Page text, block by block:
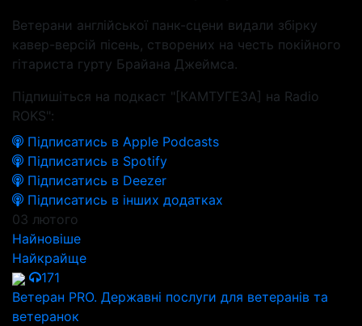
Ветерани англійської панк-сцени видали збірку
кавер-версій пісень, створених на честь покійного
гітариста гурту Брайана Джеймса.
Підпишіться на подкаст "[КАМТУГЕЗА] на Radio
ROKS":
Підписатись в Apple Podcasts
Підписатись в Spotify
Підписатись в Deezer
Підписатись в інших додатках
03 лютого
Найновіше
Найкрайще
171
Ветеран PRO. Державні послуги для ветеранів та
ветеранок